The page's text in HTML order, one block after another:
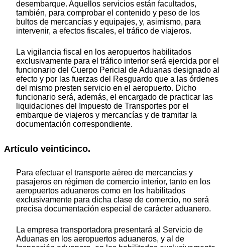
desembarque. Aquellos servicios están facultados,
también, para comprobar el contenido y peso de los
bultos de mercancías y equipajes, y, asimismo, para
intervenir, a efectos fiscales, el tráfico de viajeros.
La vigilancia fiscal en los aeropuertos habilitados
exclusivamente para el tráfico interior será ejercida por el
funcionario del Cuerpo Pericial de Aduanas designado al
efecto y por las fuerzas del Resguardo que a las órdenes
del mismo presten servicio en el aeropuerto. Dicho
funcionario será, además, el encargado de practicar las
liquidaciones del Impuesto de Transportes por el
embarque de viajeros y mercancías y de tramitar la
documentación correspondiente.
Artículo veinticinco.
Para efectuar el transporte aéreo de mercancías y
pasajeros en régimen de comercio interior, tanto en los
aeropuertos aduaneros como en los habilitados
exclusivamente para dicha clase de comercio, no será
precisa documentación especial de carácter aduanero.
La empresa transportadora presentará al Servicio de
Aduanas en los aeropuertos aduaneros, y al de